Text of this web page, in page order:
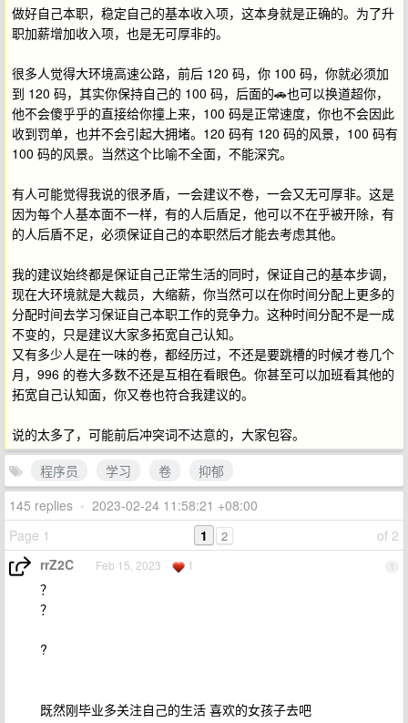
做好自己本职，稳定自己的基本收入项，这本身就是正确的。为了升
职加薪增加收入项，也是无可厚非的。
很多人觉得大环境高速公路，前后 120 码，你 100 码，你就必须加
到 120 码，其实你保持自己的 100 码，后面的🚗也可以换道超你，
他不会傻乎乎的直接给你撞上来，100 码是正常速度，你也不会因此
收到罚单，也并不会引起大拥堵。120 码有 120 码的风景，100 码有
100 码的风景。当然这个比喻不全面，不能深究。
有人可能觉得我说的很矛盾，一会建议不卷，一会又无可厚非。这是
因为每个人基本面不一样，有的人后盾足，他可以不在乎被开除，有
的人后盾不足，必须保证自己的本职然后才能去考虑其他。
我的建议始终都是保证自己正常生活的同时，保证自己的基本步调，
现在大环境就是大裁员，大缩薪，你当然可以在你时间分配上更多的
分配时间去学习保证自己本职工作的竞争力。这种时间分配不是一成
不变的，只是建议大家多拓宽自己认知。
又有多少人是在一味的卷，都经历过，不还是要跳槽的时候才卷几个
月，996 的卷大多数不还是互相在看眼色。你甚至可以加班看其他的
拓宽自己认知面，你又卷也符合我建议的。
说的太多了，可能前后冲突词不达意的，大家包容。
程序员
学习 卷
抑郁
145 replies • 2023-02-24 11:58:21 +08:00
Page 1
of 2
1 2
1
rrZ2C Feb 15, 2023 1
？
？
?
既然刚毕业多关注自己的生活 喜欢的女孩子去吧